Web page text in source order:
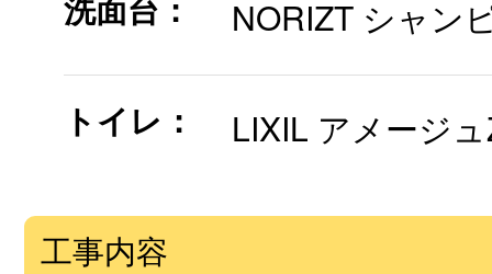
NORIZT シャン
トイレ： LIXIL アメージ
工事内容